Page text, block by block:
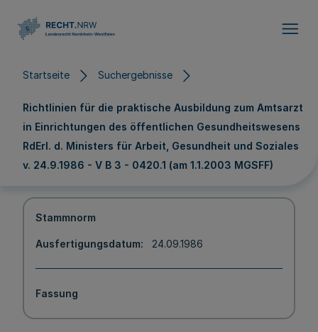
Startseite Suchergebnisse
Richtlinien für die praktische Ausbildung zum Amtsarzt
in Einrichtungen des öffentlichen Gesundheitswesens
RdErl. d. Ministers für Arbeit, Gesundheit und Soziales
v. 24.9.1986 - V B 3 - 0420.1 (am 1.1.2003 MGSFF)
Stammnorm
Ausfertigungsdatum 24.09.1986
Fassung